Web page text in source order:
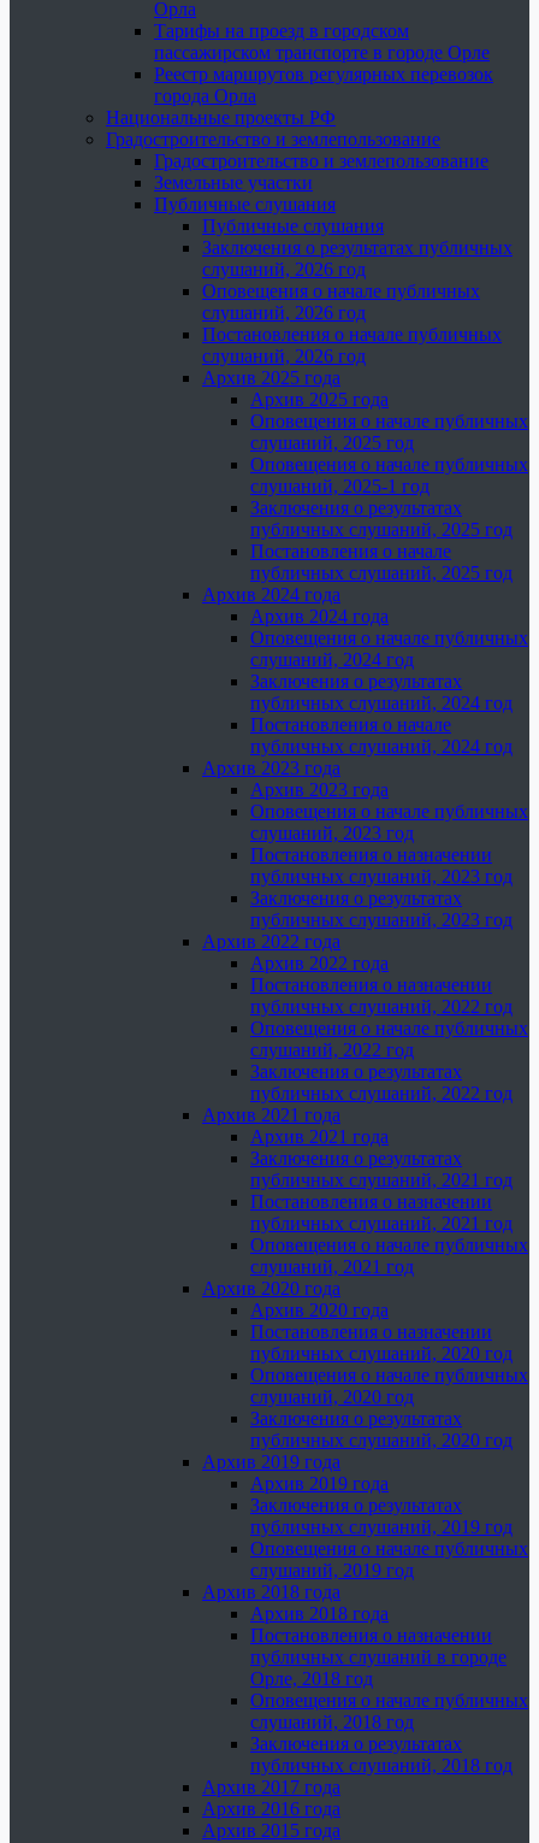
Орла
Тарифы на проезд в городском
пассажирском транспорте в городе Орле
Реестр маршрутов регулярных перевозок
города Орла
Национальные проекты РФ
Градостроительство и землепользование
Градостроительство и землепользование
Земельные участки
Публичные слушания
Публичные слушания
Заключения о результатах публичных
слушаний, 2026 год
Оповещения о начале публичных
слушаний, 2026 год
Постановления о начале публичных
слушаний, 2026 год
Архив 2025 года
Архив 2025 года
Оповещения о начале публичных
слушаний, 2025 год
Оповещения о начале публичных
слушаний, 2025-1 год
Заключения о результатах
публичных слушаний, 2025 год
Постановления о начале
публичных слушаний, 2025 год
Архив 2024 года
Архив 2024 года
Оповещения о начале публичных
слушаний, 2024 год
Заключения о результатах
публичных слушаний, 2024 год
Постановления о начале
публичных слушаний, 2024 год
Архив 2023 года
Архив 2023 года
Оповещения о начале публичных
слушаний, 2023 год
Постановления о назначении
публичных слушаний, 2023 год
Заключения о результатах
публичных слушаний, 2023 год
Архив 2022 года
Архив 2022 года
Постановления о назначении
публичных слушаний, 2022 год
Оповещения о начале публичных
слушаний, 2022 год
Заключения о результатах
публичных слушаний, 2022 год
Архив 2021 года
Архив 2021 года
Заключения о результатах
публичных слушаний, 2021 год
Постановления о назначении
публичных слушаний, 2021 год
Оповещения о начале публичных
слушаний, 2021 год
Архив 2020 года
Архив 2020 года
Постановления о назначении
публичных слушаний, 2020 год
Оповещения о начале публичных
слушаний, 2020 год
Заключения о результатах
публичных слушаний, 2020 год
Архив 2019 года
Архив 2019 года
Заключения о результатах
публичных слушаний, 2019 год
Оповещения о начале публичных
слушаний, 2019 год
Архив 2018 года
Архив 2018 года
Постановления о назначении
публичных слушаний в городе
Орле, 2018 год
Оповещения о начале публичных
слушаний, 2018 год
Заключения о результатах
публичных слушаний, 2018 год
Архив 2017 года
Архив 2016 года
Архив 2015 года